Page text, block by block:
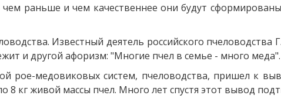
раньше и чем качественнее они будут
Известный деятель российского пчеловодства
и другой афоризм: "Многие пчел в семье - много меда".
рое-медовиковых систем, пчеловодства, пришел к
8 кг живой массы пчел. Много лет спустя этот вывод